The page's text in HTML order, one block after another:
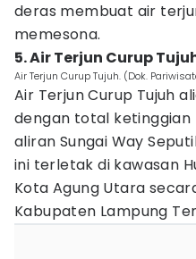
deras membuat air
memesona.
5. Air Terjun Curup
Air Terjun Curup Tujuh. (Dok.
Air Terjun Curup Tujuh
dengan total
aliran Sungai Way
ini terletak di kawasan
Kota Agung Utara
Kabupaten Lampung